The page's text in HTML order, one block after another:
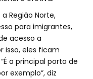
Região Norte,
para imigrantes,
acesso a
isso, eles ficam
a principal porta de
exemplo”, diz